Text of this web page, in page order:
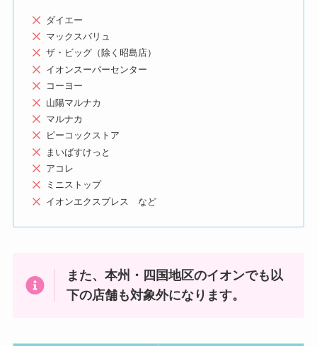
ダイエー
マックスバリュ
ザ・ビッグ（除く昭島店）
イオンスーパーセンター
コーヨー
山陽マルナカ
マルナカ
ピーコックストア
まいばすけっと
アコレ
ミニストップ
イオンエクスプレス など
また、本州・四国地区のイオンでも以
下の店舗も対象外になります。